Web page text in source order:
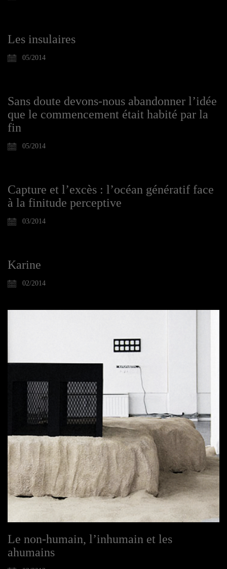
Les insulaires
05/2014
Sans doute devons-nous abandonner l’idée
que le commencement était habité par la
fin
05/2014
Capture et l’excès : l’océan génératif face
à la finitude perceptive
03/2014
Karine
02/2014
Le non-humain, l’inhumain et les
ahumains